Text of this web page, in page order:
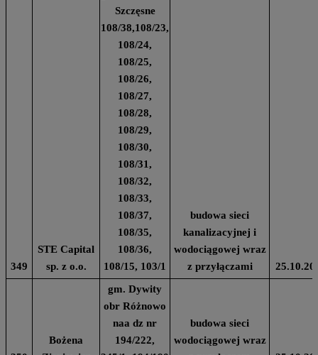
349
STE Capital
sp. z o.o.
Szczęsne
108/38,108/23,
108/24,
108/25,
108/26,
108/27,
108/28,
108/29,
108/30,
108/31,
108/32,
108/33,
108/37,
108/35,
108/36,
108/15, 103/1
budowa sieci
kanalizacyjnej i
wodociągowej wraz
z przyłączami
Bożena
gm. Dywity
obr Różnowo
naa dz nr
194/222,
budowa sieci
wodociągowej wraz